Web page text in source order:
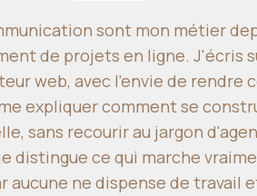
sont mon métier
de projets en ligne. J'écris
web, avec l'envie de
expliquer comment se
sans recourir au jargon
distingue ce qui marche
aucune ne dispense de travail